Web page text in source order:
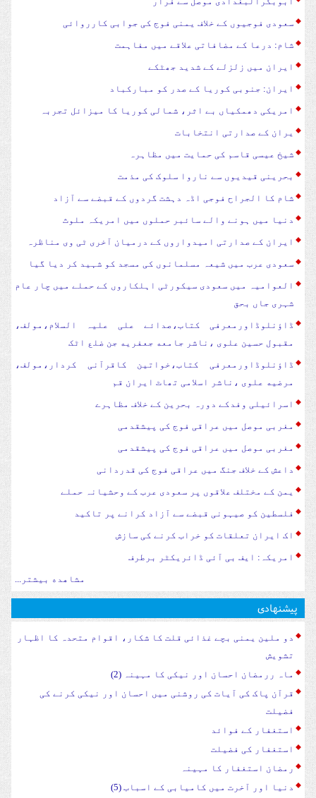
سعودی فوجیوں کے خلاف یمنی فوج کی جوابی کارروائی
شام: درعا کے مضافاتی علاقے میں مفاہمت
ایران میں زلزلے کے شدید جھٹکے
ایران: جنوبی کوریا کے صدر کو مبارکباد
امریکی دھمکیاں بے اثر، شمالی کوریا کا میزائل تجربہ
یران کے صدارتی انتخابات
شیخ عیسی قاسم کی حمایت میں مظاہرہ
بحرینی قیدیوں سے ناروا سلوک کی مذمت
شام کا الجراح فوجی اڈہ دہشت گردوں کے قبضے سے آزاد
دنیا میں ہونے والے سائبر حملوں میں امریکہ ملوث
ایران کے صدارتی امیدواروں کے درمیان آخری ٹی وی مناظرہ
سعودی عرب میں شیعہ مسلمانوں کی مسجد کو شہید کر دیا گیا
العوامیہ میں سعودی سیکورٹی اہلکاروں کے حملے میں چار عام
شہری جاں بحق
ڈاؤنلوڈاورمعرفی کتاب،صدائے علی علیہ السلام،مولف،
مقبول حسین علوی ،ناشر جامعه جعفریه جن ضلع اٹک
ڈاؤنلوڈاورمعرفی کتاب،خواتین کاقرآنی کردار،مولف،
مرضیه علوی ،ناشر اسلامی تھاٹ ایران قم
اسرائیلی وفدکے دورہ بحرین کے خلاف مظاہرے
مغربی موصل میں عراقی فوج کی پیشقدمی
مغربی موصل میں عراقی فوج کی پیشقدمی
داعش کے خلاف جنگ میں عراقی فوج کی قدردانی
یمن کے مختلف علاقوں پر سعودی عرب کے وحشیانہ حملے
فلسطین کو صیہونی قبضے سے آزاد کرانے پر تاکید
اک ایران تعلقات کو خراب کرنے کی سازش
امریکہ: ایف بی آئی ڈائریکٹر برطرف
مشاهده بیشتر...
پیشنهادی
دو ملین یمنی بچے غذائی قلت کا شکار، اقوام متحدہ کا اظہار
تشویش
ماہ ررمضان احسان اور نیکی کا مہینہ (2)
قرآن پاک کی آیات کی روشنی میں احسان اور نیکی کرنے کی
فضیلت
استغفار کے فوائد
استغفار کی فضیلت
رمضان استغفار کا مہینہ
دنیا اور آخرت میں کامیابی کے اسباب (5)